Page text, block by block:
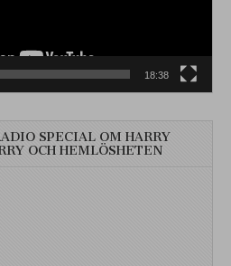
18:38
SPECIAL OM HARRY
OCH HEMLÖSHETEN